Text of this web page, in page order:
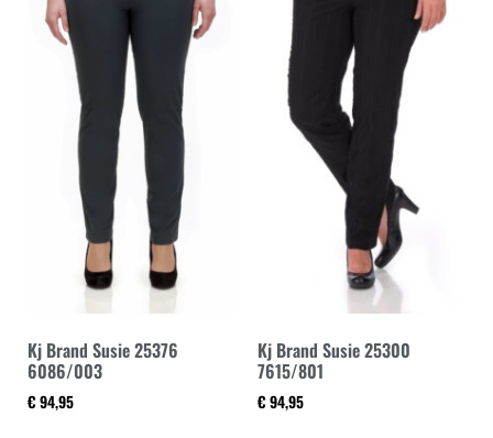
Kj Brand Susie 25376
6086/003
€ 94,95
Kj Brand Susie 25300
7615/801
€ 94,95